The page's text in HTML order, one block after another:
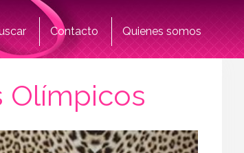
Contacto Quienes somos
Olímpicos